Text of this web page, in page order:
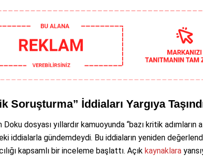
Soruşturma” İddiaları Yargıya
Doku dosyası yıllardır kamuoyunda “bazı kritik adımların
iddialarla gündemdeydi. Bu iddiaların yeniden
kapsamlı bir inceleme başlattı. Açık kaynaklara